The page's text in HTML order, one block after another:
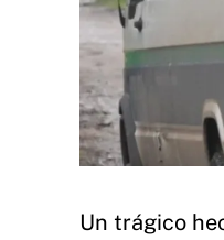
Un trágico